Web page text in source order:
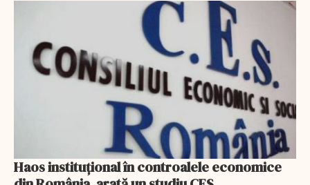
Haos instituțional în controalele economice